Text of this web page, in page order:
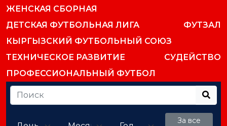
ЖЕНСКАЯ СБОРНАЯ
ДЕТСКАЯ ФУТБОЛЬНАЯ ЛИГА
ФУТЗАЛ
КЫРГЫЗСКИЙ ФУТБОЛЬНЫЙ СОЮЗ
ТЕХНИЧЕСКОЕ РАЗВИТИЕ
СУДЕЙСТВО
ПРОФЕССИОНАЛЬНЫЙ ФУТБОЛ
За все